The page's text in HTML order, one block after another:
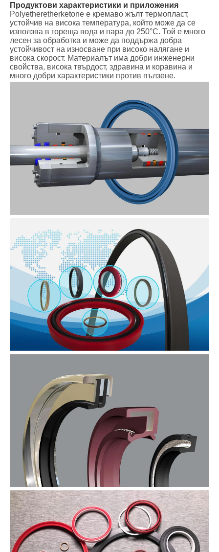
Продуктови характеристики и приложения
Polyetheretherketone е кремаво жълт термопласт,
устойчив на висока температура, който може да се
използва в гореща вода и пара до 250°C. Той е много
лесен за обработка и може да поддържа добра
устойчивост на износване при високо налягане и
висока скорост. Материалът има добри инженерни
свойства, висока твърдост, здравина и коравина и
много добри характеристики против пълзене.